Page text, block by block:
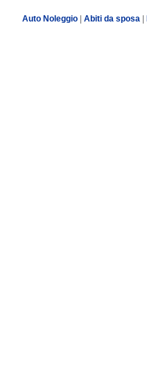
Auto Noleggio| Abiti da sposa|